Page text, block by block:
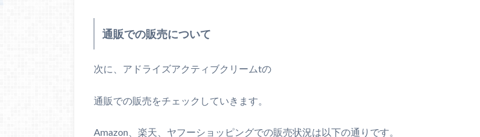
通販での販売について
次に、アドライズアクティブクリームtの
通販での販売をチェックしていきます。
Amazon、楽天、ヤフーショッピングでの販売状況は以下の通りです。